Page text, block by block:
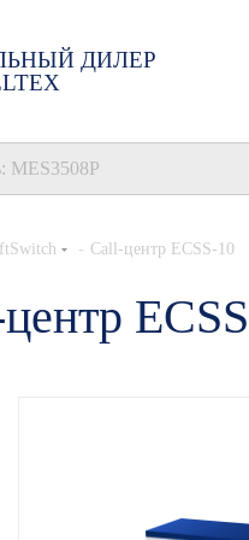
ДИЛЕР
- Call-центр ECSS-10